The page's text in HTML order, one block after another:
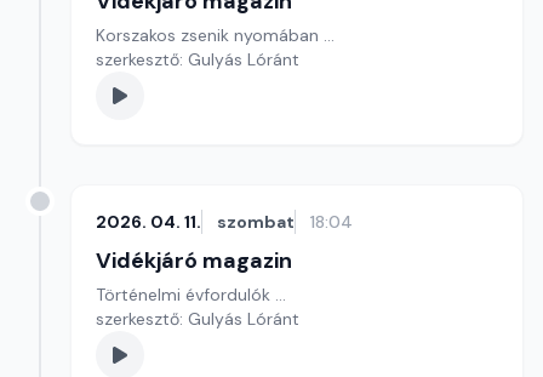
Korszakos zsenik nyomában ...
szerkesztő: Gulyás Lóránt
2026. 04. 11. szombat 18:04
Vidékjáró magazin
Történelmi évfordulók ...
szerkesztő: Gulyás Lóránt